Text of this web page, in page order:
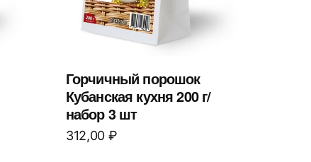
Горчичный порошок
Кубанская кухня 200 г/
набор 3 шт
312,00 ₽